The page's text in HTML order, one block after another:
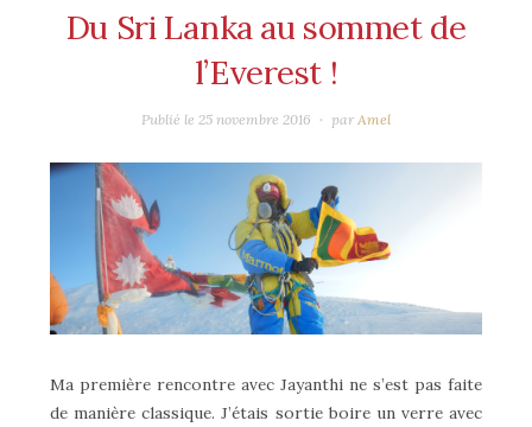
Du Sri Lanka au sommet de
l’Everest !
Publié le 25 novembre 2016 par Amel
Ma première rencontre avec Jayanthi ne s’est pas faite
de manière classique. J’étais sortie boire un verre avec